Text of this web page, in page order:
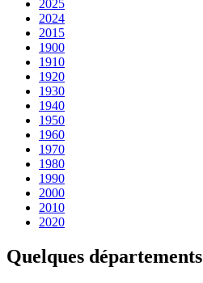
2025
2024
2015
1900
1910
1920
1930
1940
1950
1960
1970
1980
1990
2000
2010
2020
Quelques départements